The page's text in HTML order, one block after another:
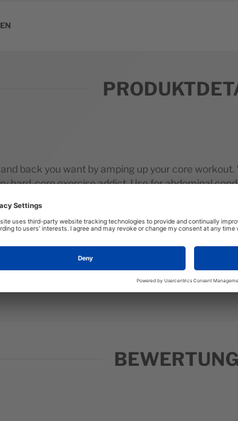
back you want by amping up your core
hard-core exercise addict. Use for abdominal